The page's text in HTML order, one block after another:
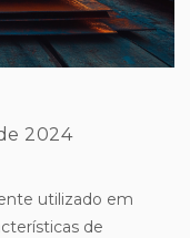
2024
utilizado em
de